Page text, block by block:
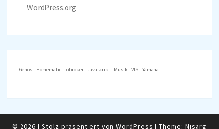
WordPress.org
Genos Homematic iobroker Javascript Musik VIS Yamaha
© 2026 | Stolz präsentiert von WordPress | Theme: Nisarg